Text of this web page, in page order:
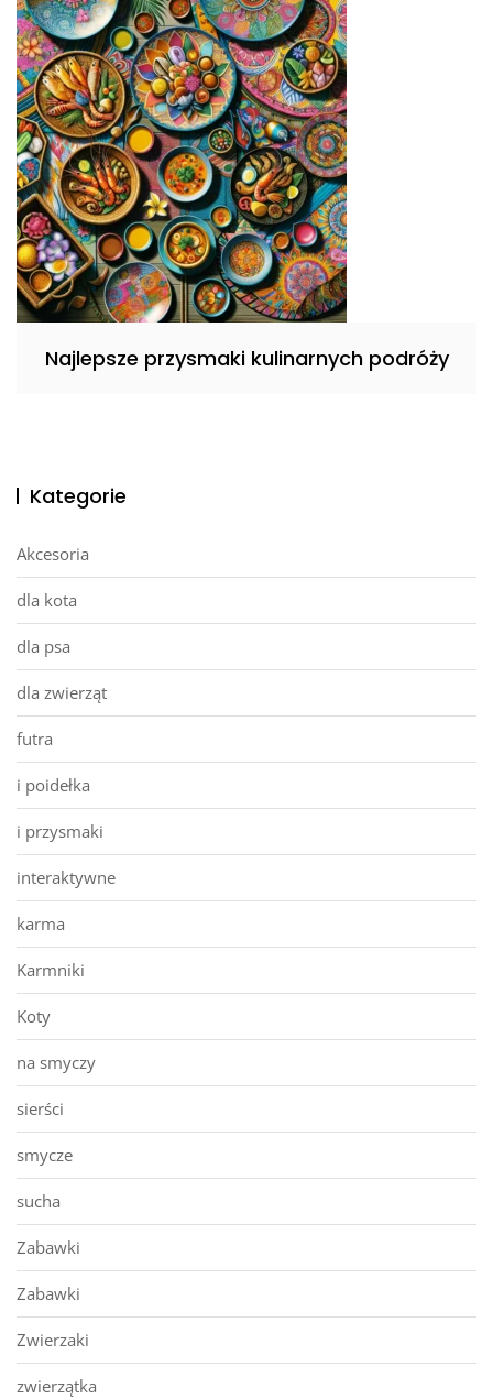
Najlepsze przysmaki kulinarnych podróży
Kategorie
Akcesoria
dla kota
dla psa
dla zwierząt
futra
i poidełka
i przysmaki
interaktywne
karma
Karmniki
Koty
na smyczy
sierści
smycze
sucha
Zabawki
Zabawki
Zwierzaki
zwierzątka